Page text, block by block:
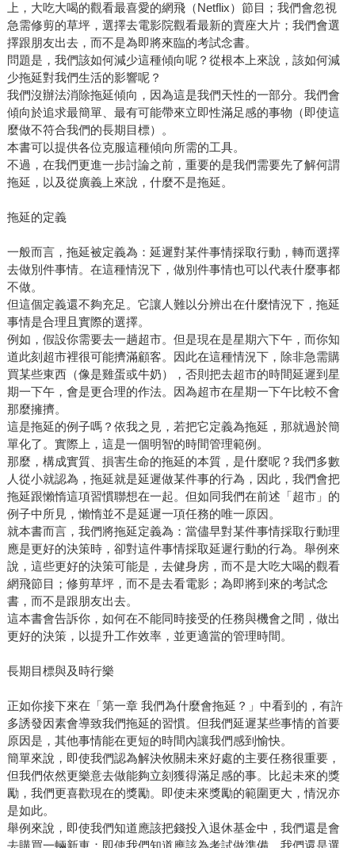
上，大吃大喝的觀看最喜愛的網飛（Netflix）節目；我們會忽視
急需修剪的草坪，選擇去電影院觀看最新的賣座大片；我們會選
擇跟朋友出去，而不是為即將來臨的考試念書。
問題是，我們該如何減少這種傾向呢？從根本上來說，該如何減
少拖延對我們生活的影響呢？
我們沒辦法消除拖延傾向，因為這是我們天性的一部分。我們會
傾向於追求最簡單、最有可能帶來立即性滿足感的事物（即使這
麼做不符合我們的長期目標）。
本書可以提供各位克服這種傾向所需的工具。
不過，在我們更進一步討論之前，重要的是我們需要先了解何謂
拖延，以及從廣義上來說，什麼不是拖延。
拖延的定義
一般而言，拖延被定義為：延遲對某件事情採取行動，轉而選擇
去做別件事情。在這種情況下，做別件事情也可以代表什麼事都
不做。
但這個定義還不夠充足。它讓人難以分辨出在什麼情況下，拖延
事情是合理且實際的選擇。
例如，假設你需要去一趟超市。但是現在是星期六下午，而你知
道此刻超市裡很可能擠滿顧客。因此在這種情況下，除非急需購
買某些東西（像是雞蛋或牛奶），否則把去超市的時間延遲到星
期一下午，會是更合理的作法。因為超市在星期一下午比較不會
那麼擁擠。
這是拖延的例子嗎？依我之見，若把它定義為拖延，那就過於簡
單化了。實際上，這是一個明智的時間管理範例。
那麼，構成實質、損害生命的拖延的本質，是什麼呢？我們多數
人從小就認為，拖延就是延遲做某件事的行為，因此，我們會把
拖延跟懶惰這項習慣聯想在一起。但如同我們在前述「超市」的
例子中所見，懶惰並不是延遲一項任務的唯一原因。
就本書而言，我們將拖延定義為：當儘早對某件事情採取行動理
應是更好的決策時，卻對這件事情採取延遲行動的行為。舉例來
說，這些更好的決策可能是，去健身房，而不是大吃大喝的觀看
網飛節目；修剪草坪，而不是去看電影；為即將到來的考試念
書，而不是跟朋友出去。
這本書會告訴你，如何在不能同時接受的任務與機會之間，做出
更好的決策，以提升工作效率，並更適當的管理時間。
長期目標與及時行樂
正如你接下來在「第一章 我們為什麼會拖延？」中看到的，有許
多誘發因素會導致我們拖延的習慣。但我們延遲某些事情的首要
原因是，其他事情能在更短的時間內讓我們感到愉快。
簡單來說，即使我們認為解決攸關未來好處的主要任務很重要，
但我們依然更樂意去做能夠立刻獲得滿足感的事。比起未來的獎
勵，我們更喜歡現在的獎勵。即使未來獎勵的範圍更大，情況亦
是如此。
舉例來說，即使我們知道應該把錢投入退休基金中，我們還是會
去購買一輛新車；即使我們知道應該為考試做準備，我們還是選